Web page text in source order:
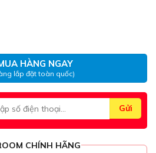
HÀNG NGAY
lắp đặt toàn quốc)
CHÍNH HÃNG